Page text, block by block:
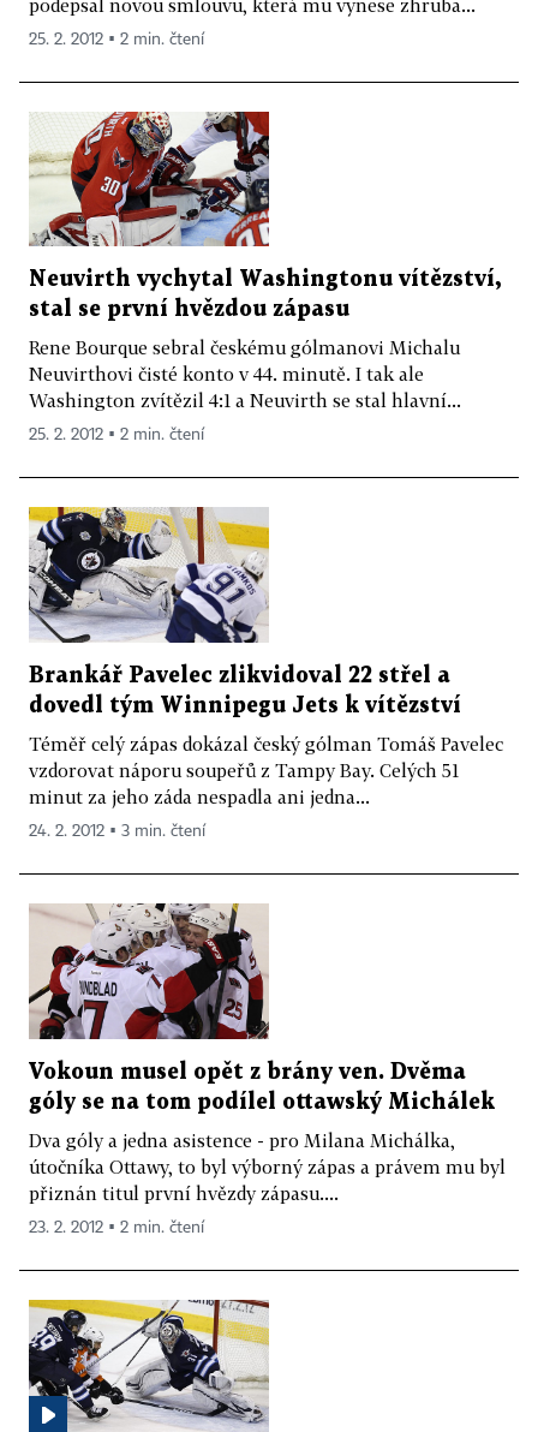
podepsal novou smlouvu, která mu vynese zhruba...
25. 2. 2012 ▪ 2 min. čtení
Neuvirth vychytal Washingtonu vítězství,
stal se první hvězdou zápasu
Rene Bourque sebral českému gólmanovi Michalu
Neuvirthovi čisté konto v 44. minutě. I tak ale
Washington zvítězil 4:1 a Neuvirth se stal hlavní...
25. 2. 2012 ▪ 2 min. čtení
Brankář Pavelec zlikvidoval 22 střel a
dovedl tým Winnipegu Jets k vítězství
Téměř celý zápas dokázal český gólman Tomáš Pavelec
vzdorovat náporu soupeřů z Tampy Bay. Celých 51
minut za jeho záda nespadla ani jedna...
24. 2. 2012 ▪ 3 min. čtení
Vokoun musel opět z brány ven. Dvěma
góly se na tom podílel ottawský Michálek
Dva góly a jedna asistence - pro Milana Michálka,
útočníka Ottawy, to byl výborný zápas a právem mu byl
přiznán titul první hvězdy zápasu....
23. 2. 2012 ▪ 2 min. čtení